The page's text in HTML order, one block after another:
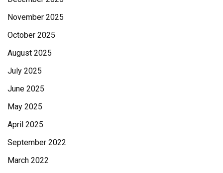
November 2025
October 2025
August 2025
July 2025
June 2025
May 2025
April 2025
September 2022
March 2022